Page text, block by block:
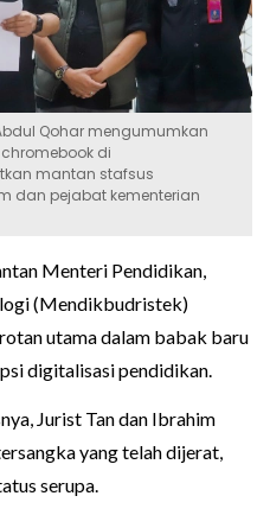
Qohar mengumumkan
di
mantan stafsus
dan pejabat kementerian
Menteri Pendidikan,
(Mendikbudristek)
utama dalam babak baru
digitalisasi pendidikan.
Jurist Tan dan Ibrahim
yang telah dijerat,
serupa.